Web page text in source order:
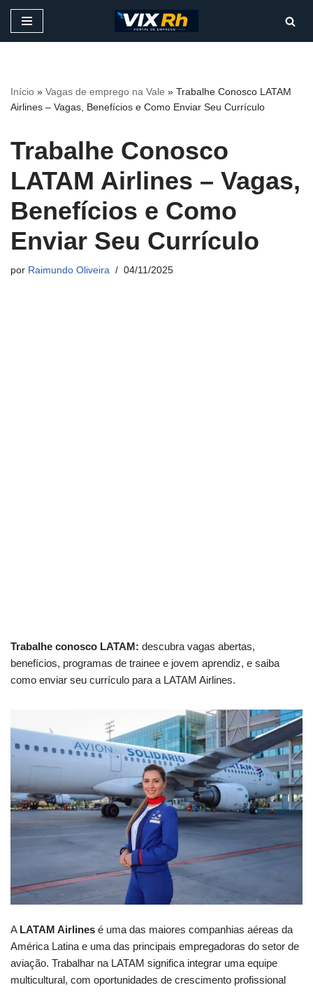
conteúdo
Início » Vagas de emprego na Vale » Trabalhe Conosco LATAM
Airlines – Vagas, Benefícios e Como Enviar Seu Currículo
Trabalhe Conosco
LATAM Airlines – Vagas,
Benefícios e Como
Enviar Seu Currículo
por Raimundo Oliveira 04/11/2025
Trabalhe conosco LATAM: descubra vagas abertas,
benefícios, programas de trainee e jovem aprendiz, e saiba
como enviar seu currículo para a LATAM Airlines.
A LATAM Airlines é uma das maiores companhias aéreas da
América Latina e uma das principais empregadoras do setor de
aviação. Trabalhar na LATAM significa integrar uma equipe
multicultural, com oportunidades de crescimento profissional